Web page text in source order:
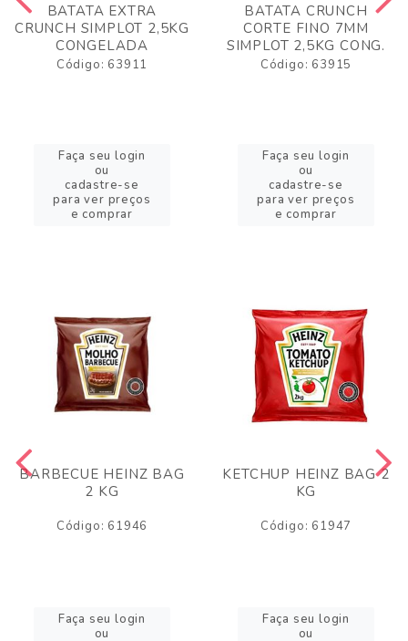
BATATA EXTRA
CRUNCH SIMPLOT 2,5KG
CONGELADA
Código: 63911
Faça seu login
ou
cadastre-se
para ver preços
e comprar
BATATA CRUNCH
CORTE FINO 7MM
SIMPLOT 2,5KG CONG.
Código: 63915
Faça seu login
ou
cadastre-se
para ver preços
e comprar
BARBECUE HEINZ BAG
2 KG
Código: 61946
Faça seu login
ou
KETCHUP HEINZ BAG 2
KG
Código: 61947
Faça seu login
ou